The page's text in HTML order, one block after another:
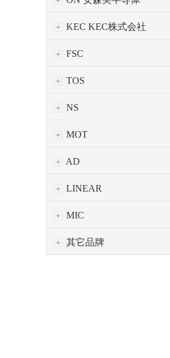
KEC KEC株式会社
FSC
TOS
NS
MOT
AD
LINEAR
MIC
其它品牌